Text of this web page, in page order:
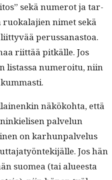
sekä numerot ja tar­
ruokala­jien nimet sekä
perus­sanas­toa.
riit­tää pitkälle. Jos
lis­tas­sa numeroitu, niin
näköko­h­ta, että
palvelun
on karhun­palvelus
Jos hän
suomea (tai alueesta